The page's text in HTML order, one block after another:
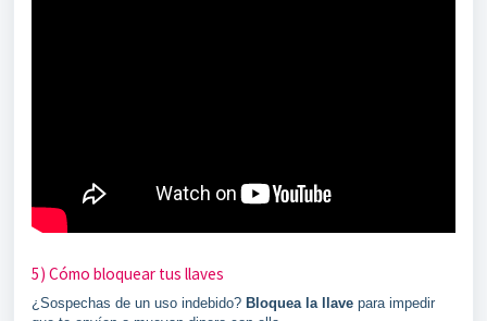
5) Cómo bloquear tus llaves
¿Sospechas de un uso indebido? Bloquea la llave para impedir